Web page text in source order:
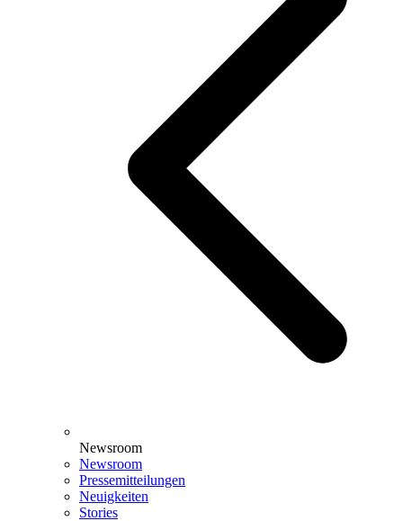
Newsroom
Newsroom
Pressemitteilungen
Neuigkeiten
Stories